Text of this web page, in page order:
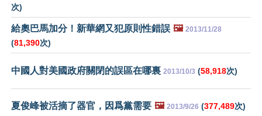
次)
給奧巴馬加分！新華網又犯原則性錯誤 🖼️ 2013/11/28
(81,390次)
中國人對美國政府關閉的誤區在哪裏 2013/10/3 (58,918次)
夏俊峰被活摘了器官，因爲黨需要 🖼️ 2013/9/26 (377,489次)